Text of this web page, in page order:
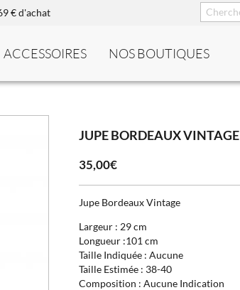
€ d'achat
ACCESSOIRES NOS BOUTIQUES
JUPE BORDEAUX VINTAGE
35,00€
Jupe Bordeaux Vintage
Largeur : 29 cm
Longueur :101 cm
Taille Indiquée : Aucune
Taille Estimée : 38-40
Composition : Aucune Indication